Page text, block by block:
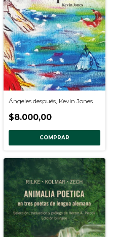
Ángeles después, Kevin Jones
$8.000,00
COMPRAR